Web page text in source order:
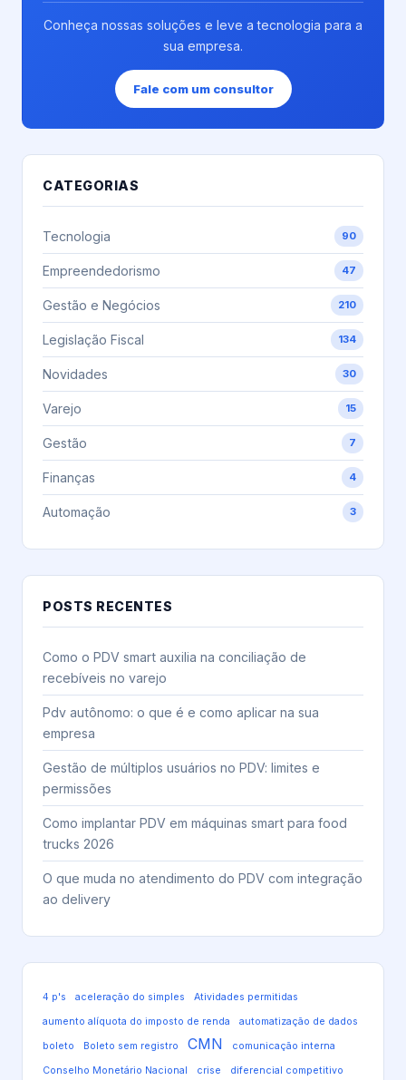
Conheça nossas soluções e leve a tecnologia para a
sua empresa.
Fale com um consultor
CATEGORIAS
Tecnologia 90
Empreendedorismo 47
Gestão e Negócios 210
Legislação Fiscal 134
Novidades 30
Varejo 15
Gestão 7
Finanças 4
Automação 3
POSTS RECENTES
Como o PDV smart auxilia na conciliação de
recebíveis no varejo
Pdv autônomo: o que é e como aplicar na sua
empresa
Gestão de múltiplos usuários no PDV: limites e
permissões
Como implantar PDV em máquinas smart para food
trucks 2026
O que muda no atendimento do PDV com integração
ao delivery
4 p's aceleração do simples Atividades permitidas
aumento alíquota do imposto de renda automatização de dados
boleto Boleto sem registro CMN comunicação interna
Conselho Monetário Nacional crise diferencial competitivo